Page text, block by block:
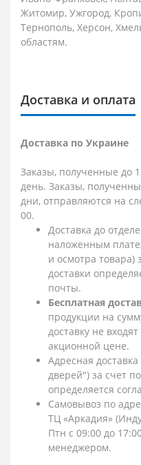
Житомир, Ужгород,
Тернополь, Херсон,
областям.
Доставка и оплата
Доставка по Украине
Заказы, полученные до
день. Заказы,
дни, отправляются на
00.
Доставка до
наложенным
и осмотра товара)
доставки
почты.
Бесплатная
продукции на
доставку не
акционной цене.
Адресная
дверей") за счет
определяется
Самовывоз по
ТЦ «Аркадия»
Птн с 09:00 до
менеджером.